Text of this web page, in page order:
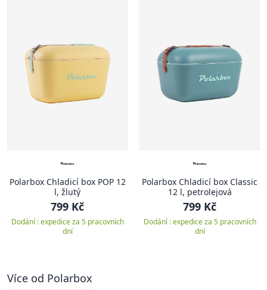
Polarbox Chladicí box POP 12
l, žlutý
799 Kč
Dodání : expedice za 5 pracovních
dní
Polarbox Chladicí box Classic
12 l, petrolejová
799 Kč
Dodání : expedice za 5 pracovních
dní
Více od Polarbox